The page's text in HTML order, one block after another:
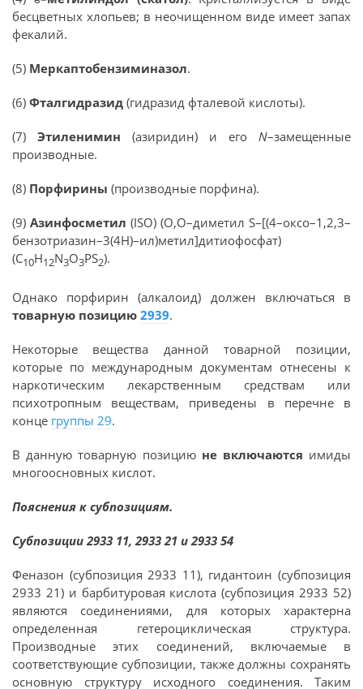
бесцветных хлопьев; в неочищенном виде имеет запах
фекалий.
(5) Меркаптобензиминазол.
(6) Фталгидразид (гидразид фталевой кислоты).
(7) Этиленимин (азиридин) и его N–замещенные
производные.
(8) Порфирины (производные порфина).
(9) Азинфосметил (ISO) (O,O–диметил S–[(4–оксо–1,2,3–
бензотриазин–3(4H)–ил)метил]дитиофосфат)
(C10H12N3O3PS2).
Однако порфирин (алкалоид) должен включаться в
товарную позицию 2939.
Некоторые вещества данной товарной позиции,
которые по международным документам отнесены к
наркотическим лекарственным средствам или
психотропным веществам, приведены в перечне в
конце группы 29.
В данную товарную позицию не включаются имиды
многоосновных кислот.
Пояснения к субпозициям.
Субпозиции 2933 11, 2933 21 и 2933 54
Феназон (субпозиция 2933 11), гидантоин (субпозиция
2933 21) и барбитуровая кислота (субпозиция 2933 52)
являются соединениями, для которых характерна
определенная гетероциклическая структура.
Производные этих соединений, включаемые в
соответствующие субпозиции, также должны сохранять
основную структуру исходного соединения. Таким